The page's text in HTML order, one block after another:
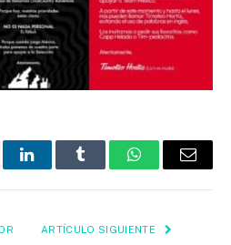
LinkedInTumblr WhatsAppEmail
ARTÍCULO SIGUIENTE